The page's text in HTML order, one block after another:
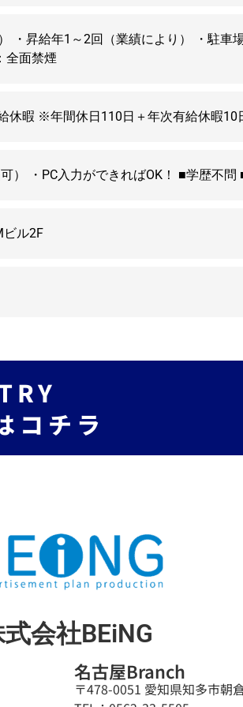
・昇給年1～2回（業績により） ・駐車
全面禁煙
休暇 ※年間休日110日＋年次有給休暇10
） ・PC入力ができればOK！ ■学歴不問
ル2F
コチラ
会社BEiNG
名古屋Branch
〒478-0051 愛知県知多市朝